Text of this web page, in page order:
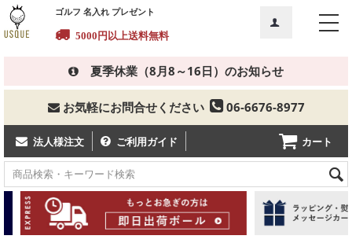
ゴルフ 名入れ プレゼント
5000円以上送料無料
夏季休業（8月8～16日）のお知らせ
お気軽にお問合せください 06-6676-8977
法人様注文 ご利用ガイド カート